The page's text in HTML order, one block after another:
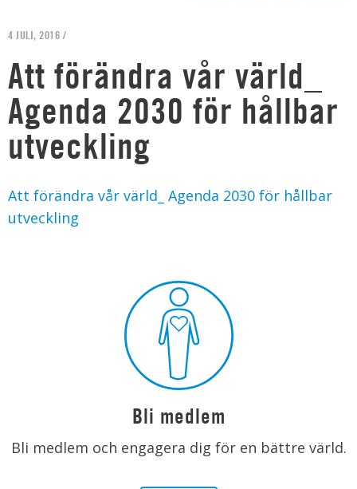
4 JULI, 2016 /
Att förändra vår värld_
Agenda 2030 för hållbar
utveckling
Att förändra vår värld_ Agenda 2030 för hållbar
utveckling
Bli medlem
Bli medlem och engagera dig för en bättre värld.